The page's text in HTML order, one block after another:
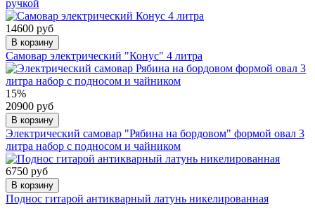
ручкой
14600 руб
В корзину
Самовар электрический "Конус" 4 литра
15%
20900 руб
В корзину
Электрический самовар "Рябина на бордовом" формой овал 3
литра набор с подносом и чайником
6750 руб
В корзину
Поднос гитарой антикварный латунь никелированная